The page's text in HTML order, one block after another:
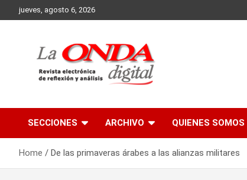
to
jueves, agosto 6, 2026
SECCIONES ARCHIVO QUIENES SOMOS
Home De las primaveras árabes a las alianzas militares